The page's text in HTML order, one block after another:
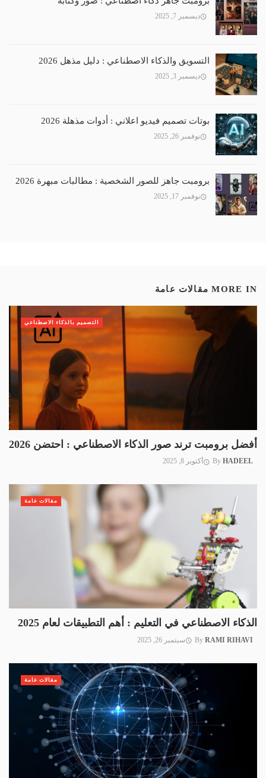
ديسمبر 7, 2025
التسويق والذكاء الاصطناعي : دليل مذهل 2026
ديسمبر 3, 2025
بوتات تصميم فيديو اعلاني : أدوات مذهلة 2026
نوفمبر 26, 2025
برومبت جاهز للصور الشخصية : مطالبات مبهرة 2026
نوفمبر 17, 2025
MORE IN مقالات عامة
أفضل برومبت ترند صور الذكاء الاصطناعي : احتضن 2026
By HADEEL أكتوبر 8, 2025
التصميم بالذكاء الاصطناعي
الذكاء الاصطناعي في التعليم : أهم التطبيقات لعام 2025
By RAMI RIHAVI سبتمبر 26, 2025
مقالات عامة
مقالات عامة